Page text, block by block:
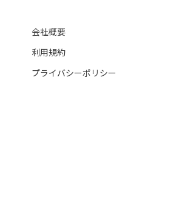
会社概要
利用規約
プライバシーポリシー